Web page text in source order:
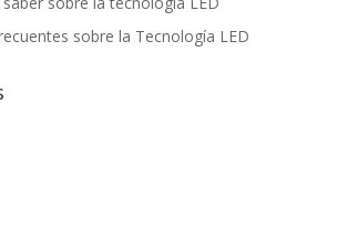
sobre la Tecnología LED